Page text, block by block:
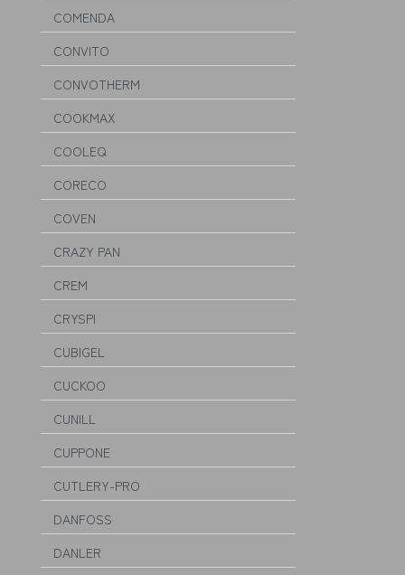
COMENDA
CONVITO
CONVOTHERM
COOKMAX
COOLEQ
CORECO
COVEN
CRAZY PAN
CREM
CRYSPI
CUBIGEL
CUCKOO
CUNILL
CUPPONE
CUTLERY-PRO
DANFOSS
DANLER